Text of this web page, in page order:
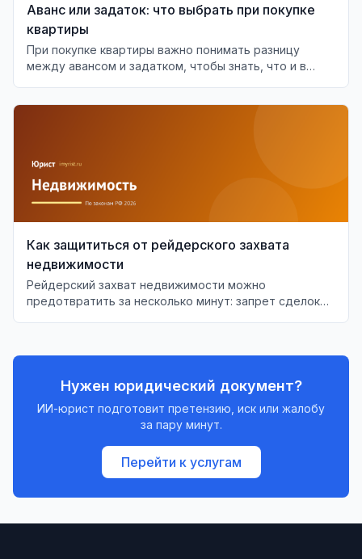
Аванс или задаток: что выбрать при покупке
квартиры
При покупке квартиры важно понимать разницу
между авансом и задатком, чтобы знать, что и в
Как защититься от рейдерского захвата
недвижимости
Рейдерский захват недвижимости можно
предотвратить за несколько минут: запрет сделок
Нужен юридический документ?
ИИ-юрист подготовит претензию, иск или жалобу
за пару минут.
Перейти к услугам